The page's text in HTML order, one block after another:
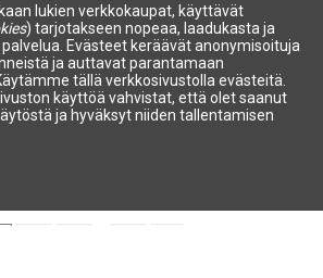
Tuotetta ei ole varastossa
BIOLAGE BOND THERAPY -
shampoo 1000ml
BIOLAGE
3474637212612
46,27 €
lukien verkkokaupat, käyttävät
) tarjotakseen nopeaa, laadukasta ja
Evästeet keräävät anonymisoituja
ja auttavat parantamaan
tällä verkkosivustolla evästeitä.
käyttöä vahvistat, että olet saanut
ja hyväksyt niiden tallentamisen